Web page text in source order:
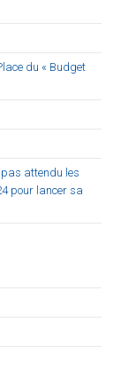
du « Budget
pas attendu les
pour lancer sa